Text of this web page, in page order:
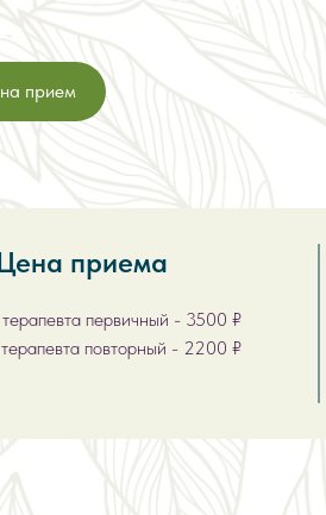
прием
приема
первичный - 3500 ₽
повторный - 2200 ₽